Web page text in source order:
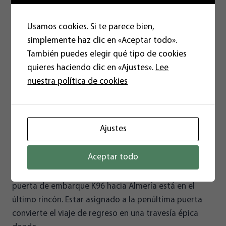
K96
Viajar a Madrid este fin de semana ha sido, más que
un trayecto, una cura de humildad provinciana. En la
puerta de embarque K96 hacia Almería está en el
último rincón. Estar asignado a la penúltima puerta
convierte el viaje de regreso en una travesía épica
Usamos cookies. Si te parece bien,
simplemente haz clic en «Aceptar todo».
También puedes elegir qué tipo de cookies
quieres haciendo clic en «Ajustes». Lee
nuestra política de cookies
Ajustes
Aceptar todo